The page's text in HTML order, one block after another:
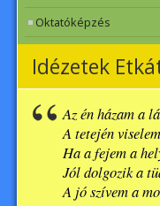
Oktatóképzés
Idézetek
Az én házam a
A tetején
Ha a fejem a
Jól dolgozik a
A jó szívem a